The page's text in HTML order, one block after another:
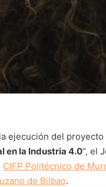
ejecución del proyecto
en la Industria 4.0”, el
CIFP Politécnico de
de Bilbao.